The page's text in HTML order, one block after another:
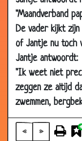
"Maandverband
De vader kijkt
of Jantje nu toch
Jantje antwoordt:
"Ik weet niet
zeggen ze altijd
zwemmen,
« »
23 Dec 2009
Wat
04 Dec 2009
De pil
16 Oct 2009
Slager
12 Oct 2009
Loop
23 Sep 2009
23 Sep 2009
18 Sep 2009
Hun
11 Sep 2009
Wat
07 Sep 2009